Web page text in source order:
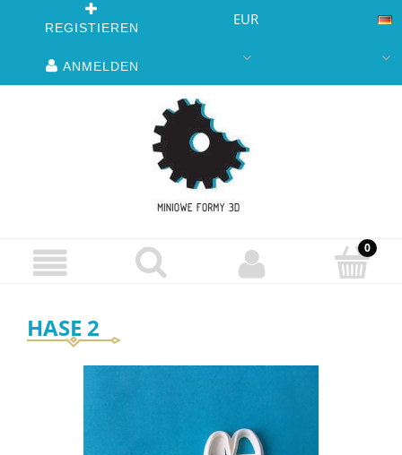
REGISTIEREN
ANMELDEN
EUR
HASE 2